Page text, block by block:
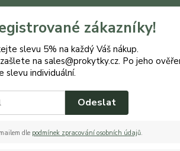
11 cm
Miska
Leader,
z
PCR) a je
zákazníky!
slevu 5% na každý Váš nákup.
na sales@prokytky.cz. Po jeho
slevu individuální.
Odeslat
dle podmínek zpracování osobních údajů.